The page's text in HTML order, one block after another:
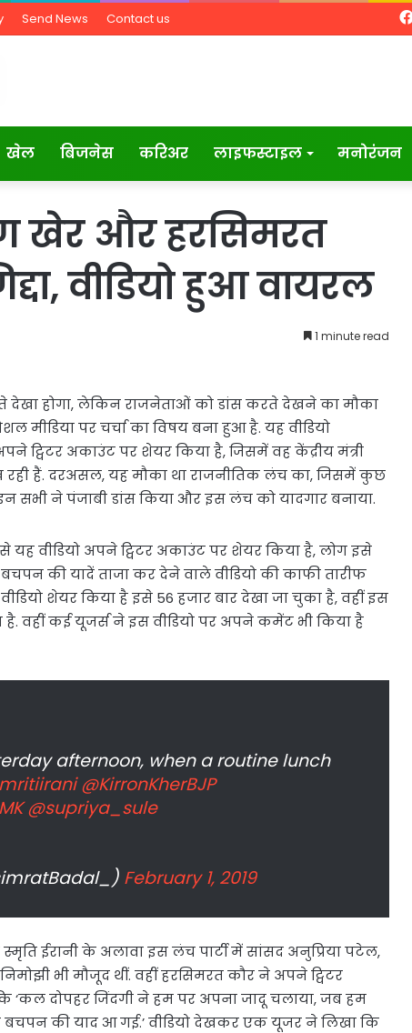
Send News Contact us
खेल बिजनेस करिअर लाइफस्टाइल मनोरंजन
खेर और हरसिमरत
वीडियो हुआ वायरल
1 minute read
देखा होगा, लेकिन राजनेताओं को डांस करते देखने का मौका
मीडिया पर चर्चा का विषय बना हुआ है. यह वीडियो
ट्विटर अकाउंट पर शेयर किया है, जिसमें वह केंद्रीय मंत्री
रही हैं. दरअसल, यह मौका था राजनीतिक लंच का, जिसमें कुछ
सभी ने पंजाबी डांस किया और इस लंच को यादगार बनाया.
वीडियो अपने ट्विटर अकाउंट पर शेयर किया है, लोग इसे
की यादें ताजा कर देने वाले वीडियो की काफी तारीफ
शेयर किया है इसे 56 हजार बार देखा जा चुका है, वहीं इस
है. वहीं कई यूजर्स ने इस वीडियो पर अपने कमेंट भी किया है
afternoon, when a routine lunch
@KirronKherBJP
@supriya_sule
February 1, 2019
ईरानी के अलावा इस लंच पार्टी में सांसद अनुप्रिया पटेल,
भी मौजूद थीं. वहीं हरसिमरत कौर ने अपने ट्विटर
‘कल दोपहर जिंदगी ने हम पर अपना जादू चलाया, जब हम
की याद आ गई.’ वीडियो देखकर एक यूजर ने लिखा कि